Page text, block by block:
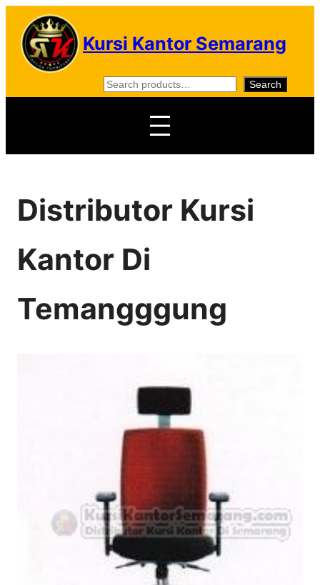
Skip
content
Kursi Kantor Semarang
S
e
c
Search
Distributor Kursi
Kantor Di
Temangggung